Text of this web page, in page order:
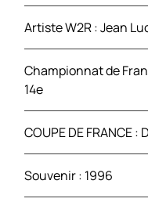
Artiste W2R : Jean
Championnat de
14e
COUPE DE FRANCE
Souvenir : 1996